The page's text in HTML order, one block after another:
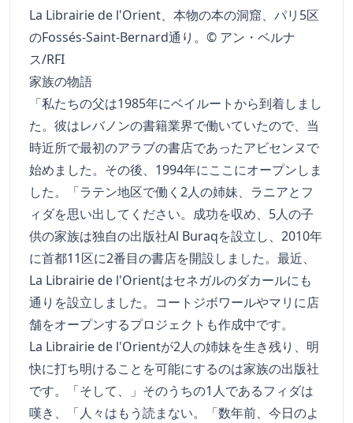
La Librairie de l'Orient、本物の本の洞窟、パリ5区
のFossés-Saint-Bernard通り。© アン・ベルナ
ス/RFI
家族の物語
「私たちの父は1985年にベイルートから到着しまし
た。彼はレバノンの書籍業界で働いていたので、当
時近所で最初のアラブの書店であったアビセンヌで
始めました。その後、1994年にここにオープンしま
した。「ラテン地区で働く2人の姉妹、ラニアとフ
ィダを思い出してください。成功を収め、5人の子
供の家族は独自の出版社Al Buraqを設立し、2010年
に首都11区に2番目の書店を開設しました。最近、
La Librairie de l'Orientはセネガルのダカールにも
通りを設立しました。コートジボワールやマリに店
舗をオープンするプロジェクトも作成中です。
La Librairie de l'Orientが2人の姉妹を生き残り、明
快に打ち明けることを可能にするのは家族の出版社
です。「そして、」そのうちの1人であるフィダは
嘆き、「人々はもう読まない。「数年前、今日のよ